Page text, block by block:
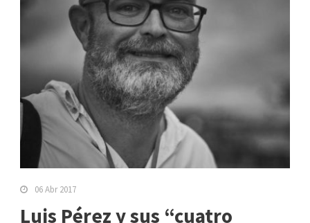
06 Abr 2017
Luis Pérez y sus “cuatro